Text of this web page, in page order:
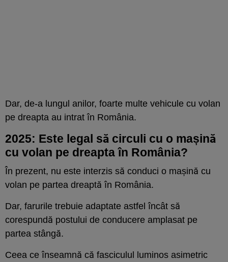
Dar, de-a lungul anilor, foarte multe vehicule cu volan
pe dreapta au intrat în România.
2025: Este legal să circuli cu o mașină
cu volan pe dreapta în România?
În prezent, nu este interzis să conduci o mașină cu
volan pe partea dreaptă în România.
Dar, farurile trebuie adaptate astfel încât să
corespundă postului de conducere amplasat pe
partea stângă.
Ceea ce înseamnă că fasciculul luminos asimetric